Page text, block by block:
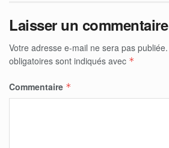
Laisser un commentaire
Votre adresse e-mail ne sera pas publiée.
obligatoires sont indiqués avec *
Commentaire *